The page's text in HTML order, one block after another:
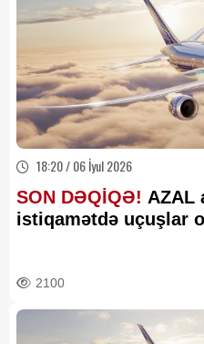
18:20 / 06 İyul 2026
SON DƏQİQƏ! AZAL
istiqamətdə uçuşlar
2100